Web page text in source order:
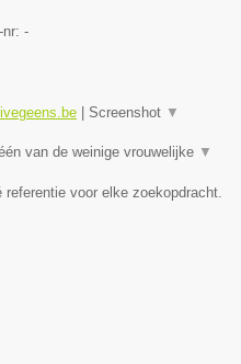
nr: -
Screenshot ▼
van de weinige vrouwelijke ▼
voor elke zoekopdracht.